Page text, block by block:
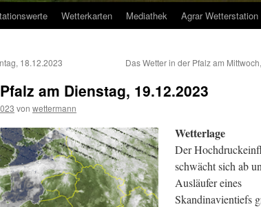
Wetterkarten Mediathek Agrar
18.12.2023 Das Wetter in der Pfalz am
am Dienstag, 19.12.2023
von wettermann
Wetterlage
Der
schwächt sich ab
Ausläufer eines
Skandinavientiefs